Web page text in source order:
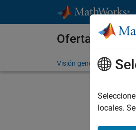
Ofertas de
Visión general
locales.